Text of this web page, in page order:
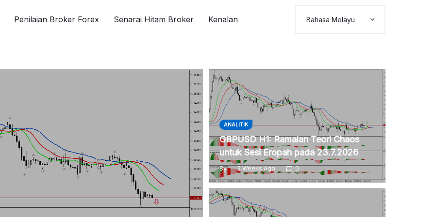
Penilaian Broker Forex Senarai Hitam Broker Kenalan
ANALITIK
GBPUSD H1: Ramalan Teori Chaos
untuk Sesi Eropah pada 23.7.2026
By 2 Weeks Ago 0